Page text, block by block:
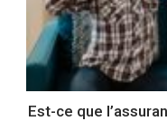
Est-ce que